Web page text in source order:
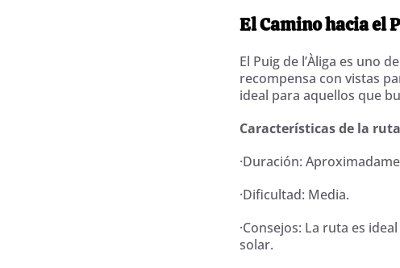
El Camino hacia el
El Puig de l’Àliga es uno
recompensa con vistas
ideal para aquellos que
Características de la
·Duración:
·Dificultad: Media.
·Consejos: La ruta es
solar.